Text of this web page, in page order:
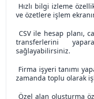
Hızlı bilgi izleme
ve özetlere işlem
CSV ile hesap planı,
transferlerini
sağlayabilirsiniz.
Firma işyeri tanımı
zamanda toplu olarak
Özel alan oluşturma